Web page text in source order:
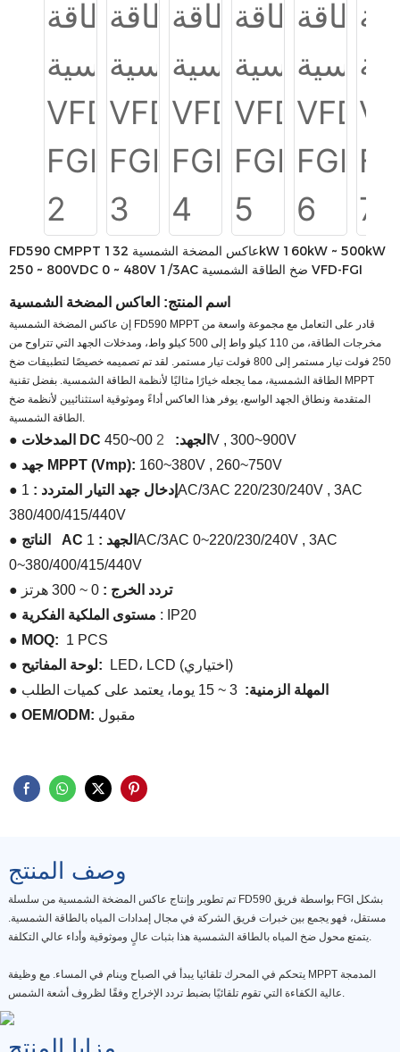
FD590 CMPPT عاكس المضخة الشمسية 132kW 160kW ~ 500kW
250 ~ 800VDC 0 ~ 480V 1/3AC ضخ الطاقة الشمسية VFD-FGI
اسم المنتج: العاكس المضخة الشمسية
إن عاكس المضخة الشمسية FD590 MPPT قادر على التعامل مع مجموعة واسعة من
مخرجات الطاقة، من 110 كيلو واط إلى 500 كيلو واط، ومدخلات الجهد التي تتراوح من
250 فولت تيار مستمر إلى 800 فولت تيار مستمر. لقد تم تصميمه خصيصًا لتطبيقات ضخ
الطاقة الشمسية، مما يجعله خيارًا مثاليًا لأنظمة الطاقة الشمسية. بفضل تقنية MPPT
المتقدمة ونطاق الجهد الواسع، يوفر هذا العاكس أداءً وموثوقية استثنائيين لأنظمة ضخ
الطاقة الشمسية.
● DC الجهد: 00~450V , 300~900V
●
جهد MPPT (Vmp): 160~380V , 260~750V
●
إدخال جهد التيار المتردد : 1AC/3AC 220/230/240V , 3AC
380/400/415/440V
●
AC الجهد : 1AC/3AC 0~220/230/240V , 3AC
0~380/400/415/440V
●
تردد الخرج :
●
: IP20
● MOQ: 1 PCS
● لوحة المفاتيح:
LED، LCD (اختياري)
● المهلة الزمنية:
● OEM/ODM: مقبول
وصف المنتج
تم تطوير وإنتاج عاكس المضخة الشمسية من سلسلة FD590 بواسطة فريق FGI بشكل
مستقل، فهو يجمع بين خبرات فريق الشركة في مجال إمدادات المياه بالطاقة الشمسية.
يتمتع محول ضخ المياه بالطاقة الشمسية هذا بثبات عالٍ وموثوقية وأداء عالي التكلفة.
يتحكم في المحرك تلقائيا يبدأ في الصباح وينام في المساء. مع وظيفة MPPT المدمجة